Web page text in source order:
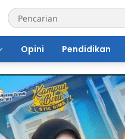
Opini Pendidikan